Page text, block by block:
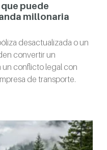
puede
millonaria
desactualizada o un
convertir un
conflicto legal con
de transporte.